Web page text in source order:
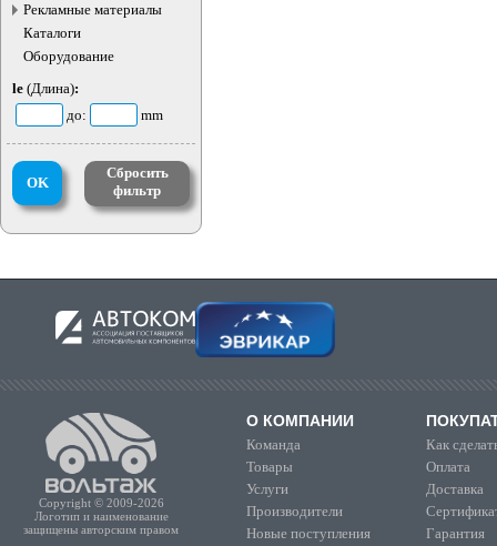
Рекламные материалы
Каталоги
Оборудование
le (Длина):
до:
mm
OK
Сбросить
фильтр
Copyright © 2009-2026
Логотип и наименование
защищены авторским правом
О КОМПАНИИ
Команда
Товары
Услуги
Производители
Новые поступления
Как
Оплата
Доставка
Гарантия